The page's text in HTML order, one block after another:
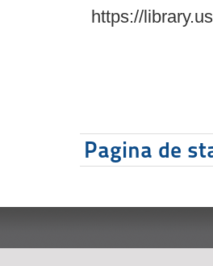
https://
Pagina de